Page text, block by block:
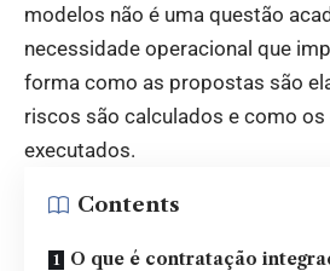
modelos não é uma questão
necessidade operacional que
forma como as propostas são
riscos são calculados e como
executados.
Contents
O que é contratação